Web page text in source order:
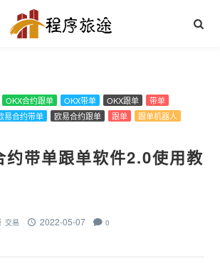
OKX合约跟单 OKX带单 OKX跟单
带单
易合约带单 欧易合约跟单 跟单
跟单机器人
带单跟单软件2.0使用教
交易 2022-05-07 0